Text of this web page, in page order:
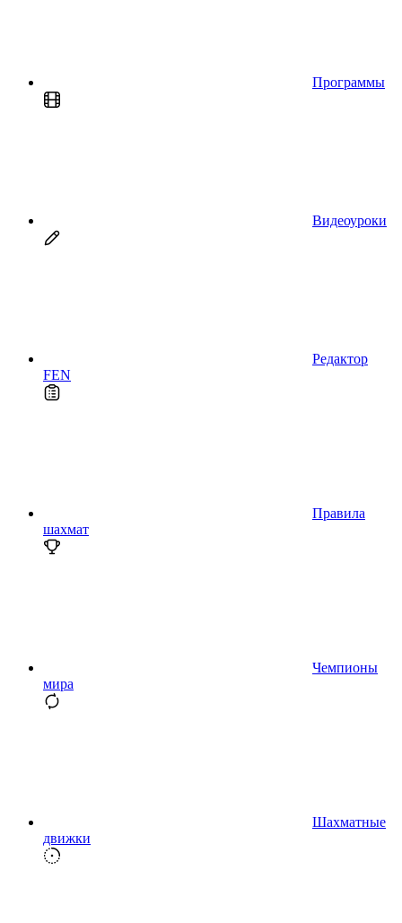
Программы
Видеоуроки
Редактор
FEN
Правила
шахмат
Чемпионы
мира
Шахматные
движки